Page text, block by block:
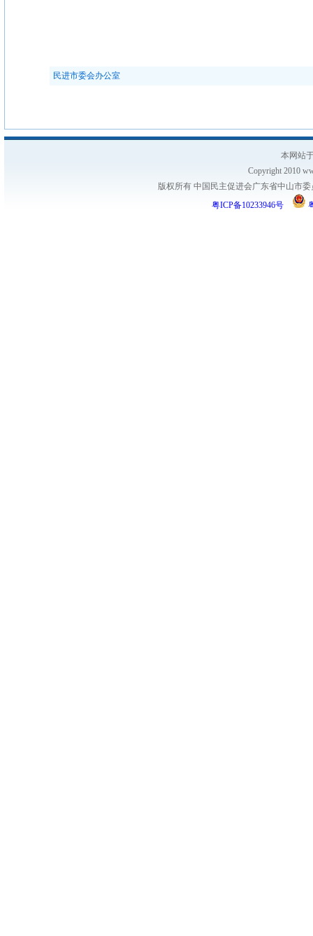
民进市委会办公室
本网站
Copyright 2010
版权所有 中国民主促进会广东省中山市
粤ICP备10233946号